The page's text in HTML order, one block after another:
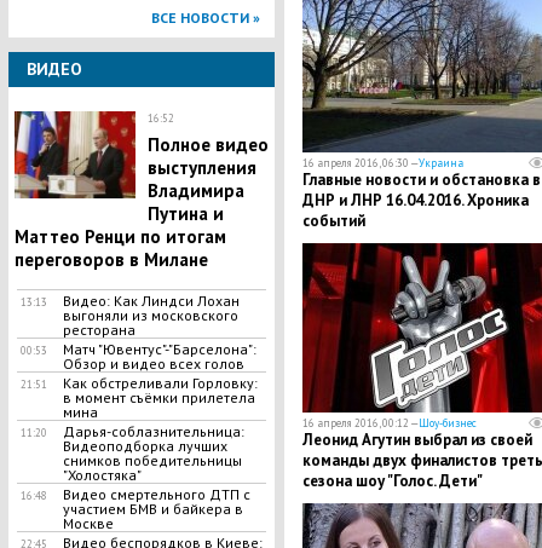
ВСЕ НОВОСТИ »
ВИДЕО
16:52
Полное видео
выступления
Владимира
Путина и
Маттео Ренци по итогам
переговоров в Милане
13:13
Видео: Как Линдси Лохан
выгоняли из московского
ресторана
00:53
Матч "Ювентус"-"Барселона":
Обзор и видео всех голов
21:51
Как обстреливали Горловку:
в момент съёмки прилетела
мина
11:20
Дарья-соблазнительница:
Видеоподборка лучших
снимков победительницы
"Холостяка"
16:48
Видео смертельного ДТП с
участием БМВ и байкера в
Москве
22:45
Видео беспорядков в Киеве:
16 апреля 2016, 06:30 —Украина
Главные новости и обстановка в
ДНР и ЛНР 16.04.2016. Хроника
событий
16 апреля 2016, 00:12 —Шоу-бизнес
Леонид Агутин выбрал из своей
команды двух финалистов
сезона шоу "Голос. Дети"